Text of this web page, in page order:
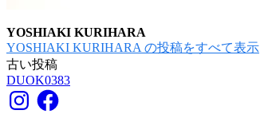
YOSHIAKI KURIHARA
YOSHIAKI KURIHARA の投稿をすべて表示
投
稿
古い投稿
DUOK0383
InstagramFacebook